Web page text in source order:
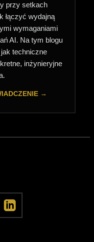
przy setkach
łączyć wydajną
wymaganiami
AI. Na tym blogu
techniczne
inżynieryjne
→